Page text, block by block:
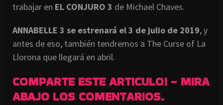
trabajar en EL CONJURO 3 de Michael Chaves.
ANNABELLE 3 se estrenará el 3 de julio de 2019, y
antes de eso, también tendremos a The Curse of La
Llorona que llegará en abril.
COMPARTE ESTE ARTICULO! - MIRA
ABAJO LOS COMENTARIOS.